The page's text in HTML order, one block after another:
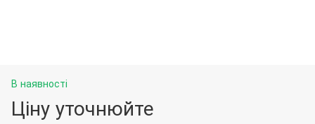
В наявності
Ціну уточнюйте